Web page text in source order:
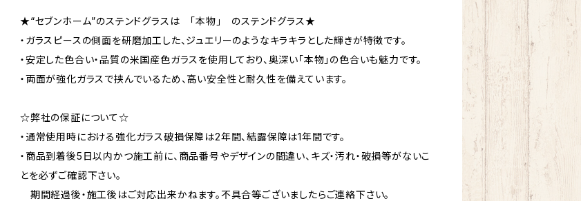
★“セブンホーム”のステンドグラスは 「本物」 のステンドグラス★
・ガラスピースの側面を研磨加工した、ジュエリーのようなキラキラとした輝きが特徴です。
・安定した色合い・品質の米国産色ガラスを使用しており、奥深い「本物」の色合いも魅力です。
・両面が強化ガラスで挟んでいるため、高い安全性と耐久性を備えています。
☆弊社の保証について☆
・通常使用時における強化ガラス破損保障は2年間、結露保障は1年間です。
・商品到着後5日以内かつ施工前に、商品番号やデザインの間違い、キズ・汚れ・破損等がないこ
とを必ずご確認下さい。
期間経過後・施工後はご対応出来かねます。不具合等ございましたらご連絡下さい。